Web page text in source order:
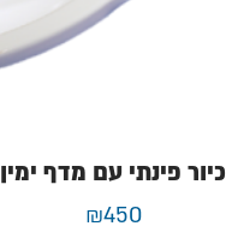
כיור פינתי עם מדף ימין
₪450